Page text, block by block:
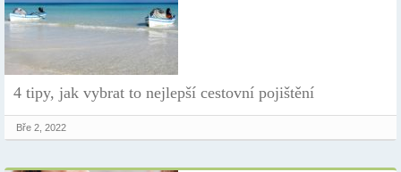
4 tipy, jak vybrat to nejlepší cestovní pojištění
Bře 2, 2022